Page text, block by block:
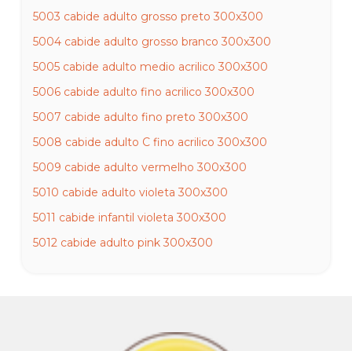
5003 cabide adulto grosso preto 300x300
5004 cabide adulto grosso branco 300x300
5005 cabide adulto medio acrilico 300x300
5006 cabide adulto fino acrilico 300x300
5007 cabide adulto fino preto 300x300
5008 cabide adulto C fino acrilico 300x300
5009 cabide adulto vermelho 300x300
5010 cabide adulto violeta 300x300
5011 cabide infantil violeta 300x300
5012 cabide adulto pink 300x300
5016 cabide adulto fixo fino cavado cinza 300x300